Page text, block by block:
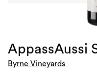
AppassAussi
Byrne Vineyards